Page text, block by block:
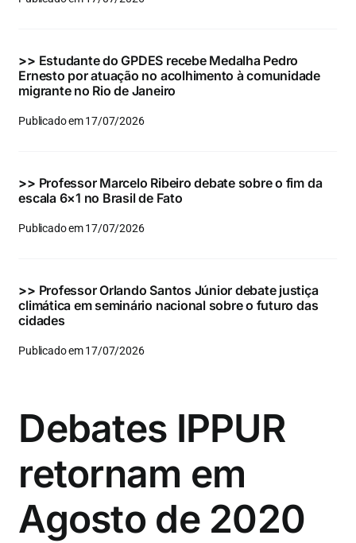
Eventos e Certificados
Buscar
para:
>> Estudante do GPDES recebe Medalha Pedro
Ernesto por atuação no acolhimento à comunidade
migrante no Rio de Janeiro
Publicado em 17/07/2026
>> Professor Marcelo Ribeiro debate sobre o fim da
escala 6×1 no Brasil de Fato
Publicado em 17/07/2026
>> Professor Orlando Santos Júnior debate justiça
climática em seminário nacional sobre o futuro das
cidades
Publicado em 17/07/2026
Debates IPPUR
retornam em
Agosto de 2020